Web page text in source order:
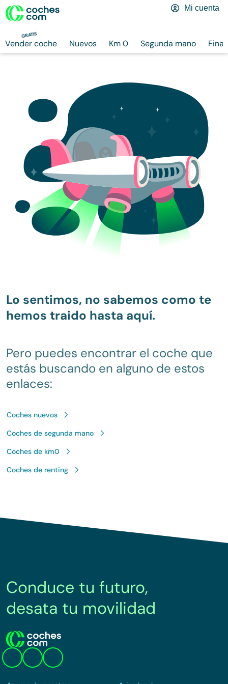
GRATIS
Vender coche Nuevos Km 0 Segunda mano
Mi cuenta
Lo sentimos, no sabemos como te
hemos traido hasta aquí.
Pero puedes encontrar el coche que
estás buscando en alguno de estos
enlaces:
Coches nuevos
Coches de segunda mano
Coches de km0
Coches de renting
Conduce tu futuro,
desata tu movilidad